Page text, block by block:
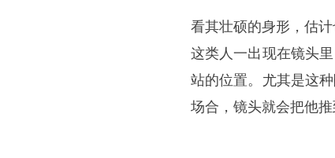
看其壮硕的身形，估计
这类人一出现在镜头
站的位置。尤其是这
场合，镜头就会把他